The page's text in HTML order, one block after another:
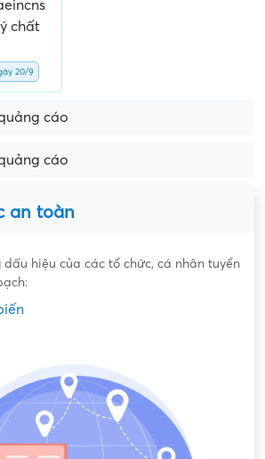
chất
20/9
cáo
cáo
an toàn
hiệu của các tổ chức, cá nhân tuyển